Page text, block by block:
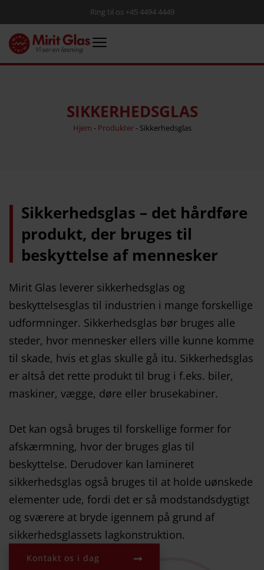
Ring til os +45 4494 4449
SIKKERHEDSGLAS
Hjem - Produkter- Sikkerhedsglas
Sikkerhedsglas – det hårdføre
produkt, der bruges til
beskyttelse af mennesker
Mirit Glas leverer sikkerhedsglas og
beskyttelsesglas til industrien i mange forskellige
udformninger. Sikkerhedsglas bør bruges alle
steder, hvor mennesker ellers ville kunne komme
til skade, hvis et glas skulle gå itu. Sikkerhedsglas
er altså det rette produkt til brug i f.eks. biler,
maskiner, vægge, døre eller brusekabiner.
Det kan også bruges til forskellige former for
afskærmning, hvor der bruges glas til
beskyttelse. Derudover kan lamineret
sikkerhedsglas også bruges til at holde uønskede
elementer ude, fordi det er så modstandsdygtigt
og sværere at bryde igennem på grund af
sikkerhedsglassets lagkonstruktion.
Kontakt os i dag